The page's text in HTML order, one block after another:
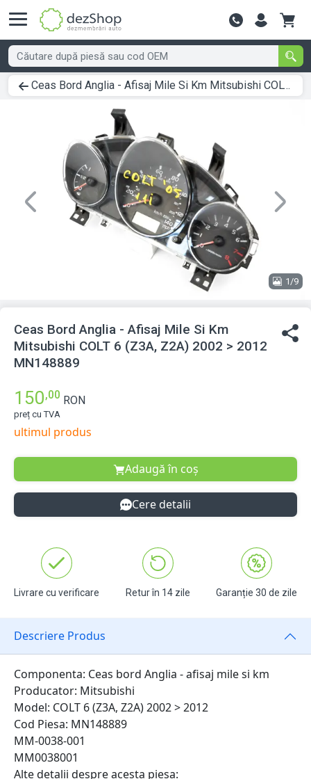
Contactează-
Ceas Bord Anglia - Afisaj Mile Si Km Mitsubishi COLT 6 (Z3A, Z2A) 2002 > 2012 MN148889
Previous Next
1/9
Ceas Bord Anglia - Afisaj Mile Si Km
Mitsubishi COLT 6 (Z3A, Z2A) 2002 > 2012
MN148889
150,00 RON
preț cu TVA
ultimul produs
Adaugă în coș
Cere detalii
Livrare cu verificare Retur în 14 zile Garanție 30 de zile
Descriere Produs
Componenta: Ceas bord Anglia - afisaj mile si km
Producator: Mitsubishi
Model: COLT 6 (Z3A, Z2A) 2002 > 2012
Cod Piesa: MN148889
MM-0038-001
MM0038001
Alte detalii despre acesta piesa: